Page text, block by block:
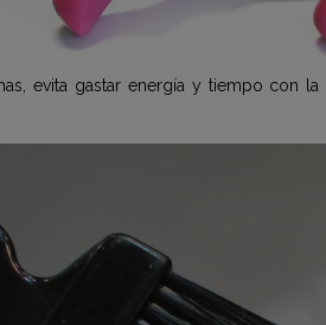
evita gastar energía y tiempo con